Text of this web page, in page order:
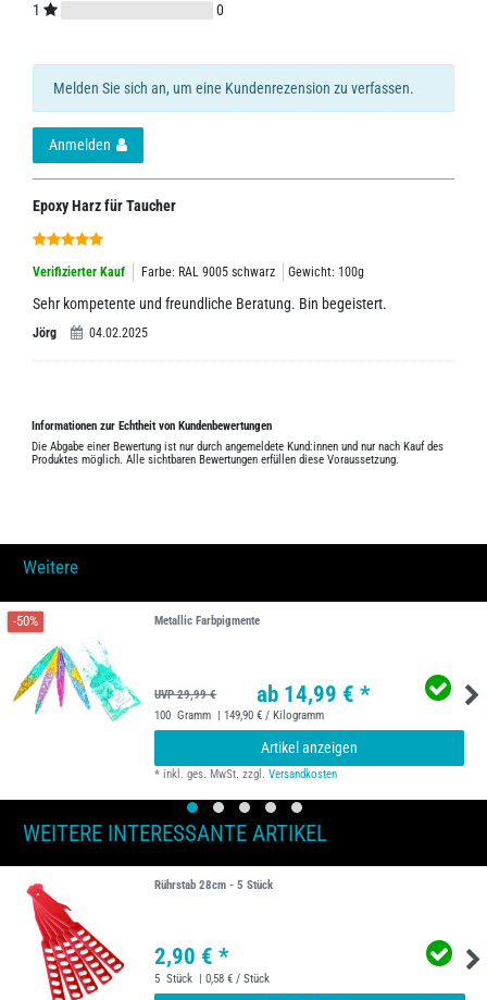
1 0
Melden Sie sich an, um eine Kundenrezension zu verfassen.
Anmelden
Epoxy Harz für Taucher
Verifizierter Kauf Farbe: RAL 9005 schwarz Gewicht: 100g
Sehr kompetente und freundliche Beratung. Bin begeistert.
Jörg 04.02.2025
Informationen zur Echtheit von Kundenbewertungen
Die Abgabe einer Bewertung ist nur durch angemeldete Kund:innen und nur nach Kauf des
Produktes möglich. Alle sichtbaren Bewertungen erfüllen diese Voraussetzung.
Weitere
-50% Metallic Farbpigmente
UVP 29,99 € ab 14,99 € *
100 Gramm | 149,90 € / Kilogramm
Artikel anzeigen
*inkl. ges. MwSt. zzgl.Versandkosten
WEITERE INTERESSANTE ARTIKEL
Rührstab 28cm - 5 Stück
2,90 € *
5 Stück | 0,58 € / Stück